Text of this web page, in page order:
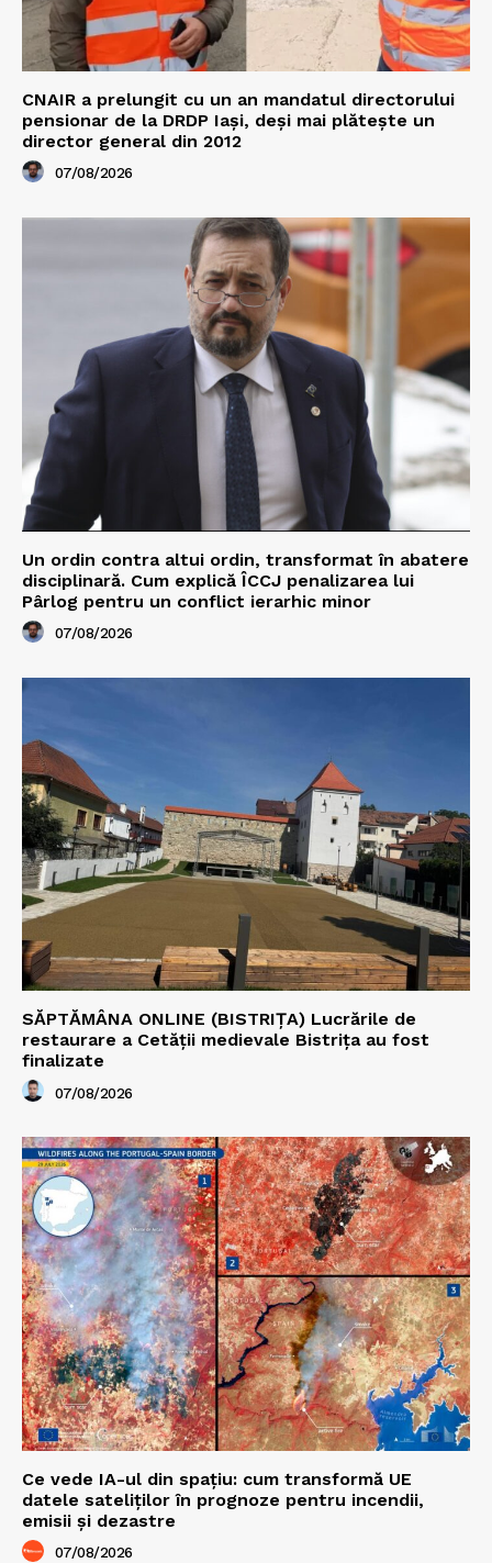
CNAIR a prelungit cu un an mandatul directorului
pensionar de la DRDP Iași, deși mai plătește un
director general din 2012
07/08/2026
Un ordin contra altui ordin, transformat în abatere
disciplinară. Cum explică ÎCCJ penalizarea lui
Pârlog pentru un conflict ierarhic minor
07/08/2026
SĂPTĂMÂNA ONLINE (BISTRIȚA) Lucrările de
restaurare a Cetăţii medievale Bistriţa au fost
finalizate
07/08/2026
Ce vede IA-ul din spațiu: cum transformă UE
datele sateliților în prognoze pentru incendii,
emisii și dezastre
07/08/2026